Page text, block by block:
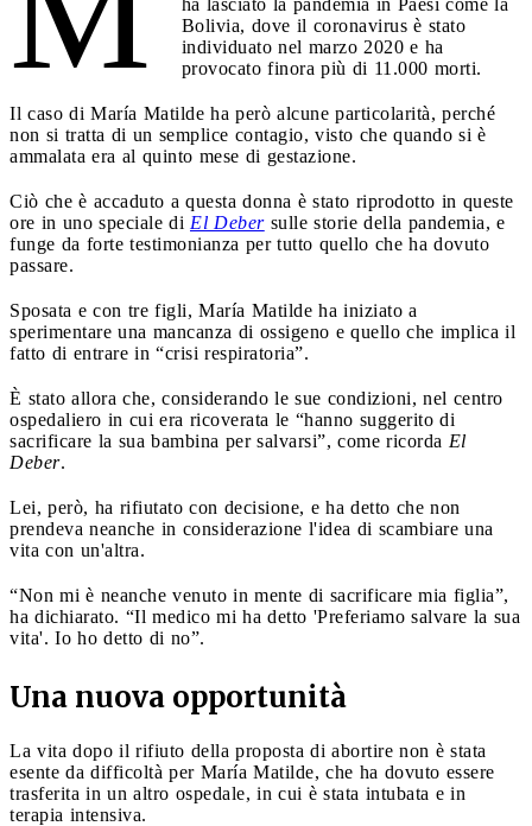
Bolivia, dove il coronavirus è stato
individuato nel marzo 2020 e ha
provocato finora più di 11.000 morti.
Il caso di María Matilde ha però alcune particolarità, perché
non si tratta di un semplice contagio, visto che quando si è
ammalata era al quinto mese di gestazione.
Ciò che è accaduto a questa donna è stato riprodotto in queste
ore in uno speciale di El Debersulle storie della pandemia, e
funge da forte testimonianza per tutto quello che ha dovuto
passare.
Sposata e con tre figli, María Matilde ha iniziato a
sperimentare una mancanza di ossigeno e quello che implica il
fatto di entrare in “crisi respiratoria”.
È stato allora che, considerando le sue condizioni, nel centro
ospedaliero in cui era ricoverata le “hanno suggerito di
sacrificare la sua bambina per salvarsi”, come ricorda El
Deber.
Lei, però, ha rifiutato con decisione, e ha detto che non
prendeva neanche in considerazione l'idea di scambiare una
vita con un'altra.
“Non mi è neanche venuto in mente di sacrificare mia figlia”,
ha dichiarato. “Il medico mi ha detto 'Preferiamo salvare la sua
vita'. Io ho detto di no”.
Una nuova opportunità
La vita dopo il rifiuto della proposta di abortire non è stata
esente da difficoltà per María Matilde, che ha dovuto essere
trasferita in un altro ospedale, in cui è stata intubata e in
terapia intensiva.